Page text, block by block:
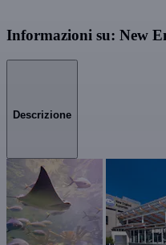
Informazioni su: New
Descrizione